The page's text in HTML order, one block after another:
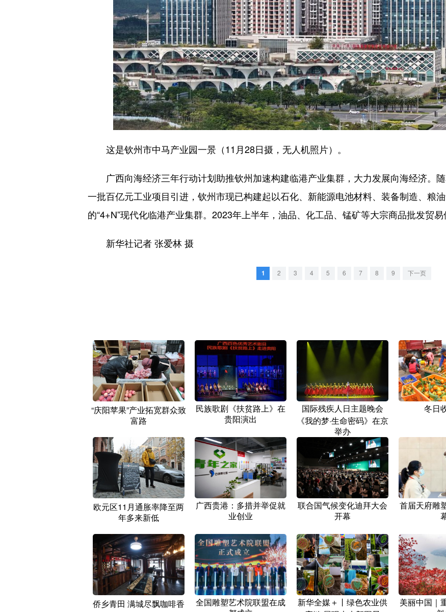
这是钦州市中马产业园一景（11月28日摄，无人机照片）。
广西向海经济三年行动计划助推钦州加速构建临港产业集群，大力发展向海经济。
一批百亿元工业项目引进，钦州市现已构建起以石化、新能源电池材料、装备制造、粮
的“4+N”现代化临港产业集群。2023年上半年，油品、化工品、锰矿等大宗商品批发贸易
新华社记者 张爱林 摄
1 2 3 4 5 6 7 8 9 下一页
“庆阳苹果”产业拓宽群众致
富路
民族歌剧《扶贫路上》在
贵阳演出
国际残疾人日主题晚会
《我的梦·生命密码》在京
举办
冬日
欧元区11月通胀率降至两
年多来新低
广西贵港：多措并举促就
业创业
联合国气候变化迪拜大会
开幕
首届天府雕
侨乡青田 满城尽飘咖啡香
全国雕塑艺术院联盟在成
新华全媒＋丨绿色农业供
美丽中国｜